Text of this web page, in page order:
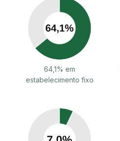
64,1% em
estabelecimento fixo